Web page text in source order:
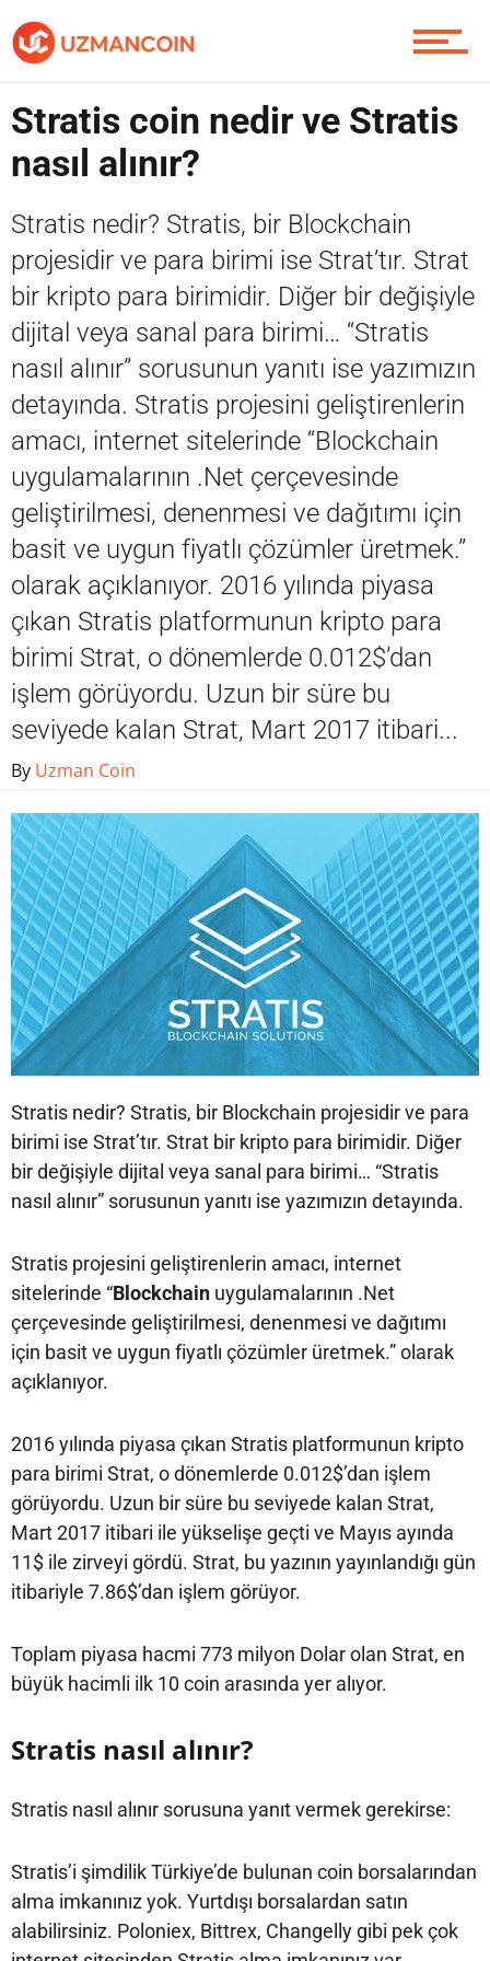
Contact / İletişim
Stratis coin nedir ve Stratis
nasıl alınır?
Stratis nedir? Stratis, bir Blockchain
projesidir ve para birimi ise Strat’tır. Strat
bir kripto para birimidir. Diğer bir değişiyle
dijital veya sanal para birimi… “Stratis
nasıl alınır” sorusunun yanıtı ise yazımızın
detayında. Stratis projesini geliştirenlerin
amacı, internet sitelerinde “Blockchain
uygulamalarının .Net çerçevesinde
geliştirilmesi, denenmesi ve dağıtımı için
basit ve uygun fiyatlı çözümler üretmek.”
olarak açıklanıyor. 2016 yılında piyasa
çıkan Stratis platformunun kripto para
birimi Strat, o dönemlerde 0.012$’dan
işlem görüyordu. Uzun bir süre bu
seviyede kalan Strat, Mart 2017 itibari...
By Uzman Coin
Stratis nedir? Stratis, bir Blockchain projesidir ve para
birimi ise Strat’tır. Strat bir kripto para birimidir. Diğer
bir değişiyle dijital veya sanal para birimi… “Stratis
nasıl alınır” sorusunun yanıtı ise yazımızın detayında.
Stratis projesini geliştirenlerin amacı, internet
sitelerinde “Blockchain uygulamalarının .Net
çerçevesinde geliştirilmesi, denenmesi ve dağıtımı
için basit ve uygun fiyatlı çözümler üretmek.” olarak
açıklanıyor.
2016 yılında piyasa çıkan Stratis platformunun kripto
para birimi Strat, o dönemlerde 0.012$’dan işlem
görüyordu. Uzun bir süre bu seviyede kalan Strat,
Mart 2017 itibari ile yükselişe geçti ve Mayıs ayında
11$ ile zirveyi gördü. Strat, bu yazının yayınlandığı gün
itibariyle 7.86$’dan işlem görüyor.
Toplam piyasa hacmi 773 milyon Dolar olan Strat, en
büyük hacimli ilk 10 coin arasında yer alıyor.
Stratis nasıl alınır?
Stratis nasıl alınır sorusuna yanıt vermek gerekirse:
Stratis’i şimdilik Türkiye’de bulunan coin borsalarından
alma imkanınız yok. Yurtdışı borsalardan satın
alabilirsiniz. Poloniex, Bittrex, Changelly gibi pek çok